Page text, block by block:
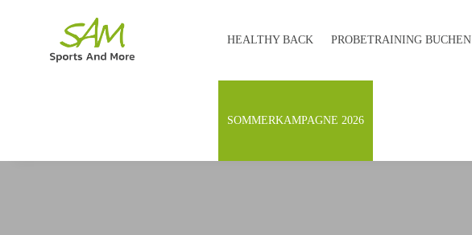
HEALTHY BACK PROBE­TRAINING BUCHEN
SOMMERKAMPAGNE 2026